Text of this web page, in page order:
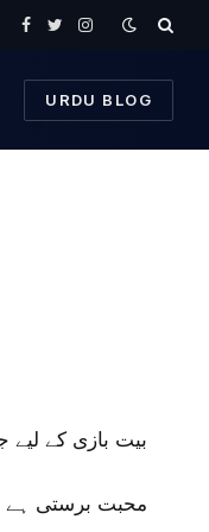
Facebook
TwitterInstagram
URDU BLOG
بیت بازی کے لیے
محبت برستی ہے